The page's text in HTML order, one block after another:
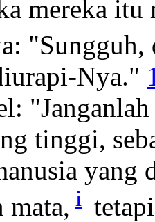
mereka itu
"Sungguh,
Nya."
tinggi,
yang
mata, i